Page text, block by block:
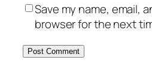
Save my name, email,
browser for the next